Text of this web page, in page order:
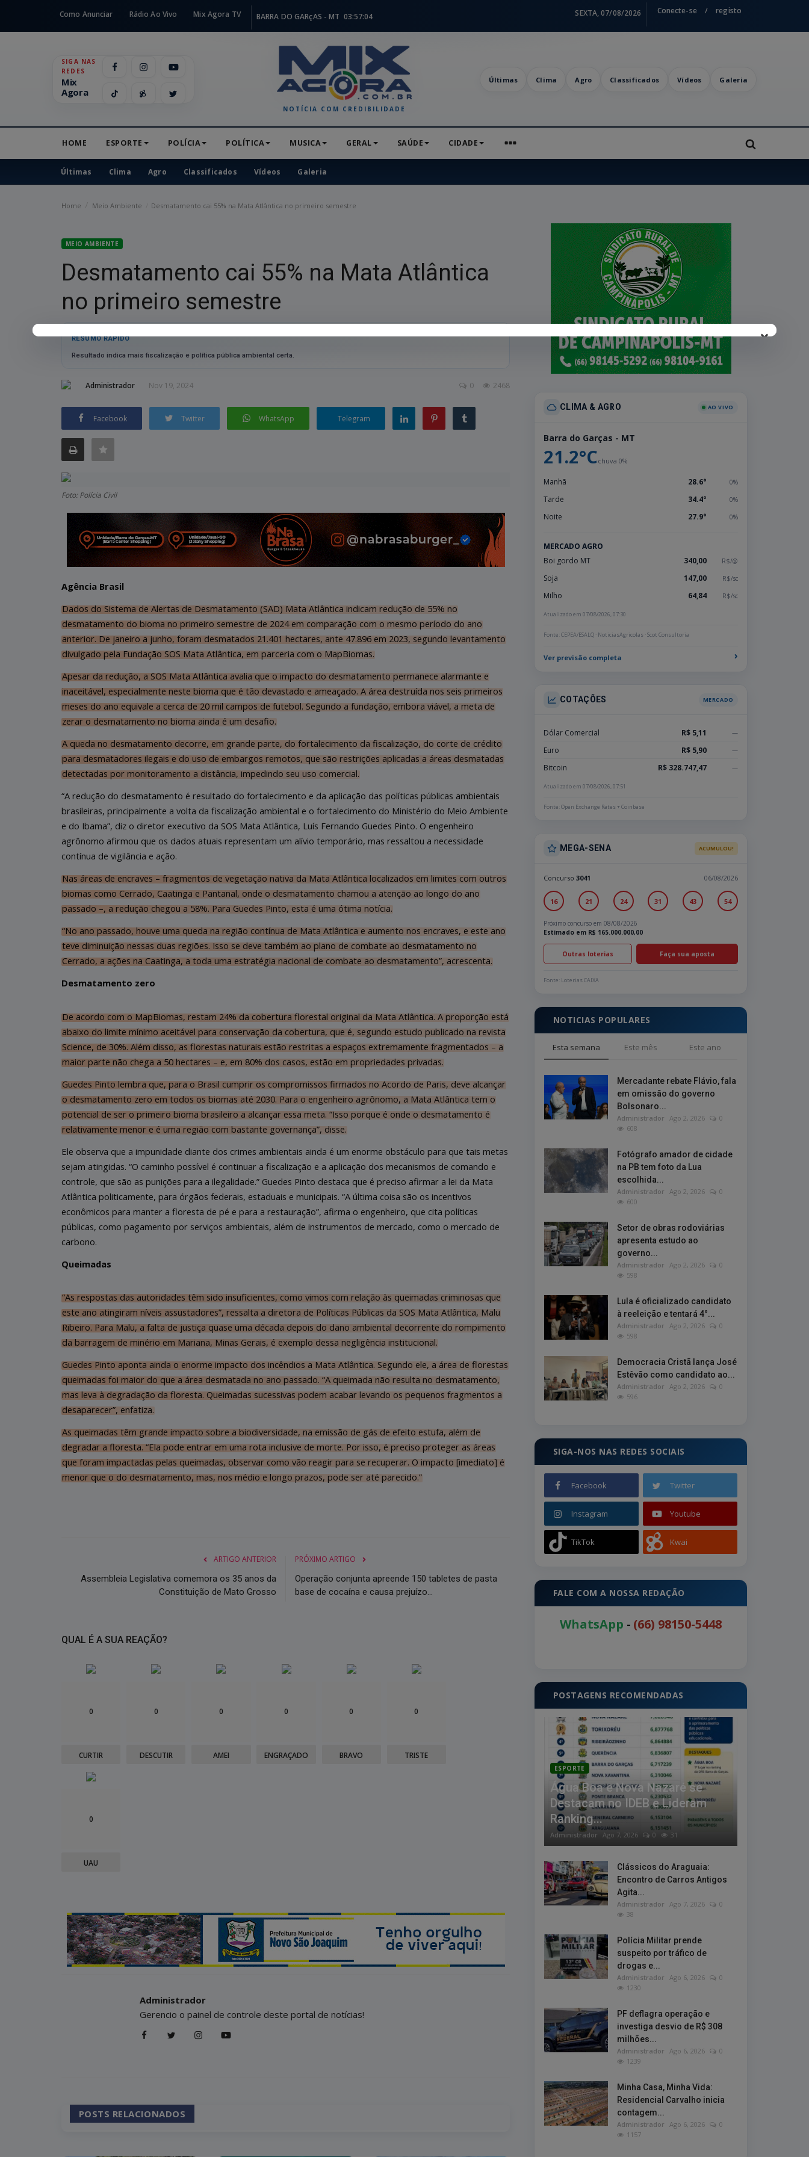
Como Anunciar Rádio Ao Vivo Mix Agora TV BARRA DO GARçAS - MT 03:57:05 SEXTA, 07/08/2026 Conecte-se / registo
SIGA NAS
REDES
Mix
Agora
NOTÍCIA COM CREDIBILIDADE
Últimas Clima Agro Classificados Vídeos Galeria
HOME ESPORTE POLÍCIA POLÍTICA MUSICA GERAL SAÚDE CIDADE
Últimas Clima Agro Classificados Vídeos Galeria
×
Home Meio Ambiente Desmatamento cai 55% na Mata Atlântica no primeiro semestre
MEIO AMBIENTE
Desmatamento cai 55% na Mata Atlântica
no primeiro semestre
RESUMO RÁPIDO
Resultado indica mais fiscalização e política pública ambiental certa.
Administrador Nov 19, 2024 2468
0
Facebook Twitter WhatsApp Telegram
Foto: Polícia Civil
Agência Brasil
Dados do Sistema de Alertas de Desmatamento (SAD) Mata Atlântica indicam redução de 55% no
desmatamento do bioma no primeiro semestre de 2024 em comparação com o mesmo período do ano
anterior. De janeiro a junho, foram desmatados 21.401 hectares, ante 47.896 em 2023, segundo levantamento
divulgado pela Fundação SOS Mata Atlântica, em parceria com o MapBiomas.
Apesar da redução, a SOS Mata Atlântica avalia que o impacto do desmatamento permanece alarmante e
inaceitável, especialmente neste bioma que é tão devastado e ameaçado. A área destruída nos seis primeiros
meses do ano equivale a cerca de 20 mil campos de futebol. Segundo a fundação, embora viável, a meta de
zerar o desmatamento no bioma ainda é um desafio.
A queda no desmatamento decorre, em grande parte, do fortalecimento da fiscalização, do corte de crédito
para desmatadores ilegais e do uso de embargos remotos, que são restrições aplicadas a áreas desmatadas
detectadas por monitoramento a distância, impedindo seu uso comercial.
“A redução do desmatamento é resultado do fortalecimento e da aplicação das políticas públicas ambientais
brasileiras, principalmente a volta da fiscalização ambiental e o fortalecimento do Ministério do Meio Ambiente
e do Ibama”, diz o diretor executivo da SOS Mata Atlântica, Luís Fernando Guedes Pinto. O engenheiro
agrônomo afirmou que os dados atuais representam um alívio temporário, mas ressaltou a necessidade
contínua de vigilância e ação.
Nas áreas de encraves – fragmentos de vegetação nativa da Mata Atlântica localizados em limites com outros
biomas como Cerrado, Caatinga e Pantanal, onde o desmatamento chamou a atenção ao longo do ano
passado –, a redução chegou a 58%. Para Guedes Pinto, esta é uma ótima notícia.
“No ano passado, houve uma queda na região contínua de Mata Atlântica e aumento nos encraves, e este ano
teve diminuição nessas duas regiões. Isso se deve também ao plano de combate ao desmatamento no
Cerrado, a ações na Caatinga, a toda uma estratégia nacional de combate ao desmatamento”, acrescenta.
Desmatamento zero
De acordo com o MapBiomas, restam 24% da cobertura florestal original da Mata Atlântica. A proporção está
abaixo do limite mínimo aceitável para conservação da cobertura, que é, segundo estudo publicado na revista
Science, de 30%. Além disso, as florestas naturais estão restritas a espaços extremamente fragmentados – a
maior parte não chega a 50 hectares – e, em 80% dos casos, estão em propriedades privadas.
Guedes Pinto lembra que, para o Brasil cumprir os compromissos firmados no Acordo de Paris, deve alcançar
o desmatamento zero em todos os biomas até 2030. Para o engenheiro agrônomo, a Mata Atlântica tem o
potencial de ser o primeiro bioma brasileiro a alcançar essa meta. “Isso porque é onde o desmatamento é
relativamente menor e é uma região com bastante governança”, disse.
Ele observa que a impunidade diante dos crimes ambientais ainda é um enorme obstáculo para que tais metas
sejam atingidas. “O caminho possível é continuar a fiscalização e a aplicação dos mecanismos de comando e
controle, que são as punições para a ilegalidade.” Guedes Pinto destaca que é preciso afirmar a lei da Mata
Atlântica politicamente, para órgãos federais, estaduais e municipais. “A última coisa são os incentivos
econômicos para manter a floresta de pé e para a restauração”, afirma o engenheiro, que cita políticas
públicas, como pagamento por serviços ambientais, além de instrumentos de mercado, como o mercado de
carbono.
Queimadas
“As respostas das autoridades têm sido insuficientes, como vimos com relação às queimadas criminosas que
este ano atingiram níveis assustadores”, ressalta a diretora de Políticas Públicas da SOS Mata Atlântica, Malu
Ribeiro. Para Malu, a falta de justiça quase uma década depois do dano ambiental decorrente do rompimento
da barragem de minério em Mariana, Minas Gerais, é exemplo dessa negligência institucional.
Guedes Pinto aponta ainda o enorme impacto dos incêndios a Mata Atlântica. Segundo ele, a área de florestas
queimadas foi maior do que a área desmatada no ano passado. “A queimada não resulta no desmatamento,
mas leva à degradação da floresta. Queimadas sucessivas podem acabar levando os pequenos fragmentos a
desaparecer”, enfatiza.
As queimadas têm grande impacto sobre a biodiversidade, na emissão de gás de efeito estufa, além de
degradar a floresta. “Ela pode entrar em uma rota inclusive de morte. Por isso, é preciso proteger as áreas
que foram impactadas pelas queimadas, observar como vão reagir para se recuperar. O impacto [imediato] é
menor que o do desmatamento, mas, nos médio e longo prazos, pode ser até parecido.”
ARTIGO ANTERIOR
Assembleia Legislativa comemora os 35 anos da
Constituição de Mato Grosso
PRÓXIMO ARTIGO
Operação conjunta apreende 150 tabletes de pasta
base de cocaína e causa prejuízo...
QUAL É A SUA REAÇÃO?
0
CURTIR
0
DESCUTIR
0
AMEI
0
ENGRAÇADO
0
BRAVO
0
TRISTE
0
UAU
Administrador
Gerencio o painel de controle deste portal de notícias!
POSTS RELACIONADOS
CLIMA & AGRO AO VIVO
Barra do Garças - MT
21.2°Cchuva 0%
Manhã 28.6° 0%
Tarde 34.4° 0%
Noite 27.9° 0%
MERCADO AGRO
Boi gordo MT
340,00 R$/@
Soja 147,00 R$/sc
Milho 64,84 R$/sc
Atualizado em 07/08/2026, 07:30
Fonte: CEPEA/ESALQ · NoticiasAgricolas · Scot Consultoria
Ver previsão completa ›
COTAÇÕES MERCADO
Dólar Comercial R$ 5,11 —
Euro R$ 5,90 —
Bitcoin R$ 328.747,47 —
Atualizado em 07/08/2026, 07:51
Fonte: Open Exchange Rates + Coinbase
MEGA-SENA ACUMULOU!
Concurso 3041 06/08/2026
16 21 24 31 43 54
Próximo concurso em 08/08/2026
Estimado em R$ 165.000.000,00
Outras loterias Faça sua aposta
Fonte: Loterias CAIXA
NOTICIAS POPULARES
Esta semana Este mês Este ano
Mercadante rebate Flávio, fala
em omissão do governo
Bolsonaro...
Administrador Ago 2, 2026
0
608
Fotógrafo amador de cidade
na PB tem foto da Lua
escolhida...
Administrador Ago 2, 2026
0
600
Setor de obras rodoviárias
apresenta estudo ao
governo...
Administrador Ago 2, 2026
0
598
Lula é oficializado candidato
à reeleição e tentará 4°...
Administrador Ago 2, 2026
0
598
Democracia Cristã lança José
Estêvão como candidato ao...
Administrador Ago 2, 2026
0
596
SIGA-NOS NAS REDES SOCIAIS
Facebook Twitter
Instagram Youtube
TikTok Kwai
FALE COM A NOSSA REDAÇÃO
WhatsApp - (66) 98150-5448
POSTAGENS RECOMENDADAS
ESPORTE
Água Boa e Nova Nazaré se
Destacam no IDEB e Lideram
Ranking...
Administrador Ago 7, 2026 0 31
Clássicos do Araguaia:
Encontro de Carros Antigos
Agita...
Administrador Ago 7, 2026
0
38
Polícia Militar prende
suspeito por tráfico de
drogas e...
Administrador Ago 6, 2026
0
1230
PF deflagra operação e
investiga desvio de R$ 308
milhões...
Administrador Ago 6, 2026
0
1239
Minha Casa, Minha Vida:
Residencial Carvalho inicia
contagem...
Administrador Ago 6, 2026
0
1157